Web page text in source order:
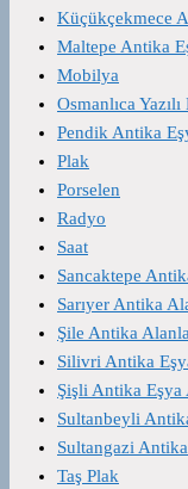
Küçükçekmece
Maltepe Antika
Mobilya
Osmanlıca
Pendik Antika
Plak
Porselen
Radyo
Saat
Sancaktepe
Sarıyer Antika
Şile Antika
Silivri Antika
Şişli Antika Eşya
Sultanbeyli
Sultangazi
Taş Plak